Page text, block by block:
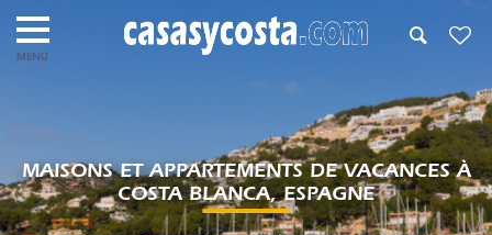
MAISONS ET APPARTEMENTS DE VACANCES À
COSTA BLANCA, ESPAGNE